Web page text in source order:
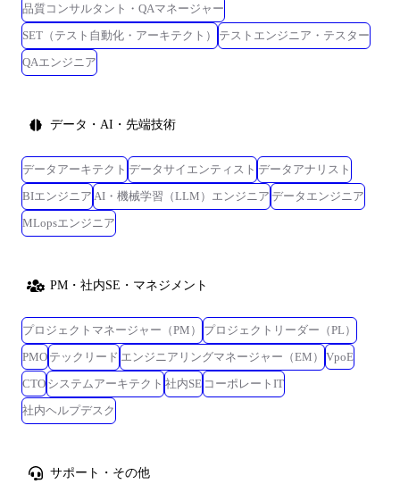
品質コンサルタント・QAマネージャー
SET（テスト自動化・アーキテクト）
テストエンジニア・テスター
QAエンジニア
データ・AI・先端技術
データアーキテクト データサイエンティスト データアナリスト
BIエンジニア AI・機械学習（LLM）エンジニア データエンジニア
MLopsエンジニア
PM・社内SE・マネジメント
プロジェクトマネージャー（PM）
プロジェクトリーダー（PL）
PMO テックリード エンジニアリングマネージャー（EM）
VpoE
CTO システムアーキテクト 社内SE コーポレートIT
社内ヘルプデスク
サポート・その他